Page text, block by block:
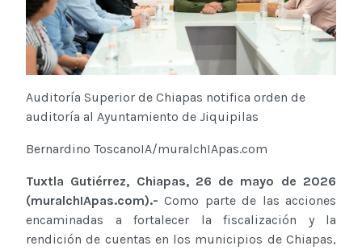
Auditoría Superior de Chiapas notifica orden de
auditoría al Ayuntamiento de Jiquipilas
Bernardino ToscanoIA/muralchIApas.com
Tuxtla Gutiérrez, Chiapas, 26 de mayo de 2026
(muralchIApas.com).- Como parte de las acciones
encaminadas a fortalecer la fiscalización y la
rendición de cuentas en los municipios de Chiapas,